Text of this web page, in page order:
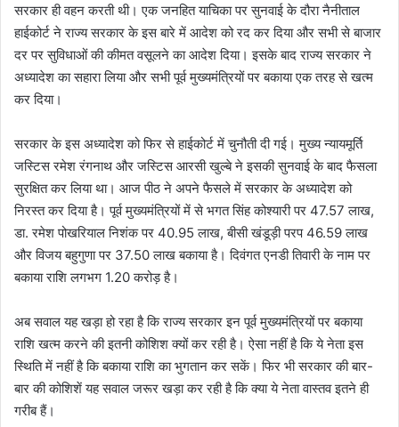
सरकार ही वहन करती थी। एक जनहित याचिका पर सुनवाई के दौरा नैनीताल
हाईकोर्ट ने राज्य सरकार के इस बारे में आदेश को रद कर दिया और सभी से बाजार
दर पर सुविधाओं की कीमत वसूलने का आदेश दिया। इसके बाद राज्य सरकार ने
अध्यादेश का सहारा लिया और सभी पूर्व मुख्यमंत्रियों पर बकाया एक तरह से खत्म
कर दिया।
सरकार के इस अध्यादेश को फिर से हाईकोर्ट में चुनौती दी गई। मुख्य न्यायमूर्ति
जस्टिस रमेश रंगनाथ और जस्टिस आरसी खुल्बे ने इसकी सुनवाई के बाद फैसला
सुरक्षित कर लिया था। आज पीठ ने अपने फैसले में सरकार के अध्यादेश को
निरस्त कर दिया है। पूर्व मुख्यमंत्रियों में से भगत सिंह कोश्यारी पर 47.57 लाख,
डा. रमेश पोखरियाल निशंक पर 40.95 लाख, बीसी खंडूड़ी परप 46.59 लाख
और विजय बहुगुणा पर 37.50 लाख बकाया है। दिवंगत एनडी तिवारी के नाम पर
बकाया राशि लगभग 1.20 करोड़ है।
अब सवाल यह खड़ा हो रहा है कि राज्य सरकार इन पूर्व मुख्यमंत्रियों पर बकाया
राशि खत्म करने की इतनी कोशिश क्यों कर रही है। ऐसा नहीं है कि ये नेता इस
स्थिति में नहीं है कि बकाया राशि का भुगतान कर सकें। फिर भी सरकार की बार-
बार की कोशिशें यह सवाल जरूर खड़ा कर रही है कि क्या ये नेता वास्तव इतने ही
गरीब हैं।